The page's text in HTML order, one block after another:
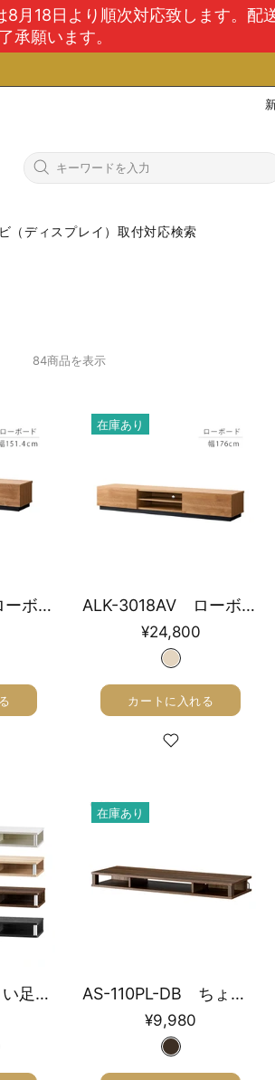
18日より順次対応致します。配
承願います。
（ディスプレイ）取付対応検索
84商品を表示
ALK-3015AV ローボード 幅151.4cm
在庫あり
ALK-3018AV ローボード 幅176cm
¥24,800
カートに入れる
AS-110CT ちょい足しラック 幅110cm
在庫あり
AS-110PL-DB ちょい足しラックプラス
¥9,980